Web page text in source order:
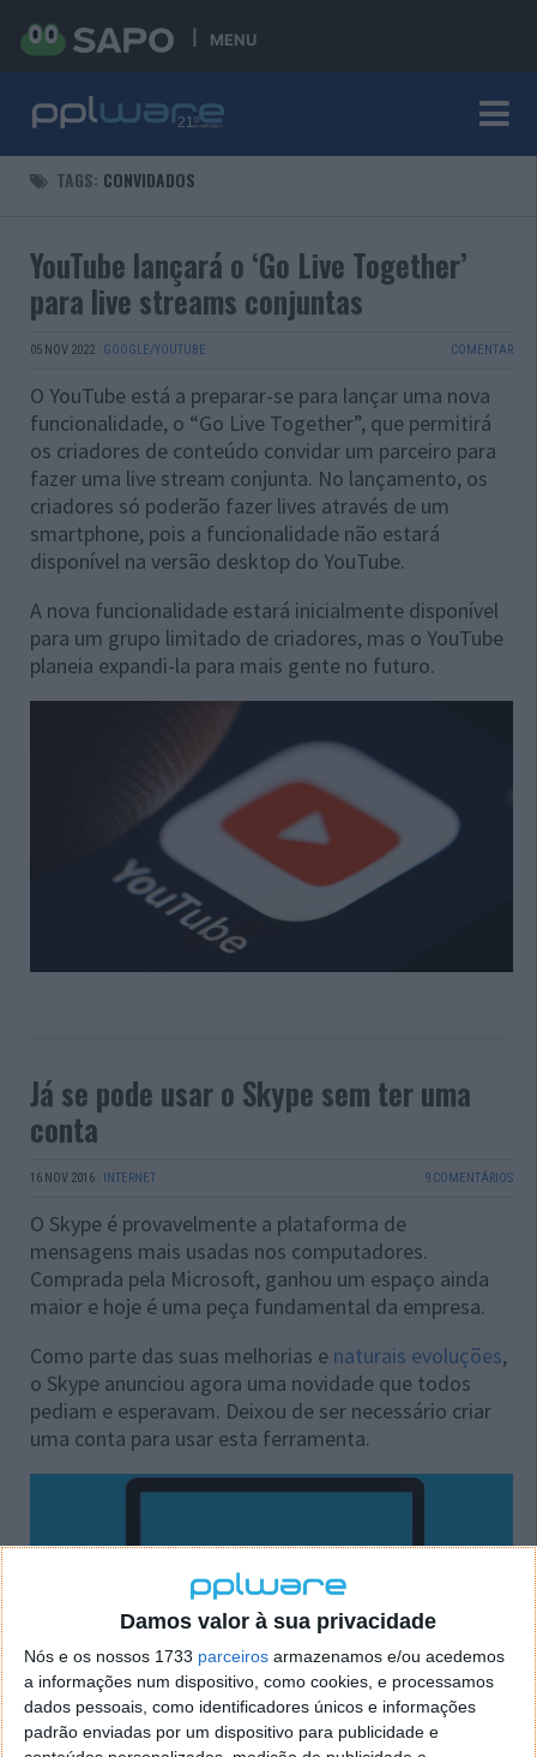
Damos valor à sua privacidade
Nós e os nossos 1733 parceiros armazenamos e/ou acedemos
a informações num dispositivo, como cookies, e processamos
dados pessoais, como identificadores únicos e informações
padrão enviadas por um dispositivo para publicidade e
MENU
TAGS: CONVIDADOS
YouTube lançará o ‘Go Live Together’
para live streams conjuntas
05 NOV 2022 · GOOGLE/YOUTUBE COMENTAR
O YouTube está a preparar-se para lançar uma nova
funcionalidade, o “Go Live Together”, que permitirá
os criadores de conteúdo convidar um parceiro para
fazer uma live stream conjunta. No lançamento, os
criadores só poderão fazer lives através de um
smartphone, pois a funcionalidade não estará
disponível na versão desktop do YouTube.
A nova funcionalidade estará inicialmente disponível
para um grupo limitado de criadores, mas o YouTube
planeia expandi-la para mais gente no futuro.
Já se pode usar o Skype sem ter uma
conta
16 NOV 2016 · INTERNET 9 COMENTÁRIOS
O Skype é provavelmente a plataforma de
mensagens mais usadas nos computadores.
Comprada pela Microsoft, ganhou um espaço ainda
maior e hoje é uma peça fundamental da empresa.
Como parte das suas melhorias e naturais evoluções,
o Skype anunciou agora uma novidade que todos
pediam e esperavam. Deixou de ser necessário criar
uma conta para usar esta ferramenta.